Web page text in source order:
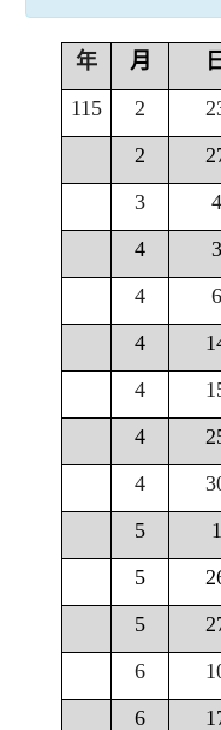
年 月 日
115
2
2
3
4
4
3
4
6
4
4
4
4
5
1
5
5
6
6